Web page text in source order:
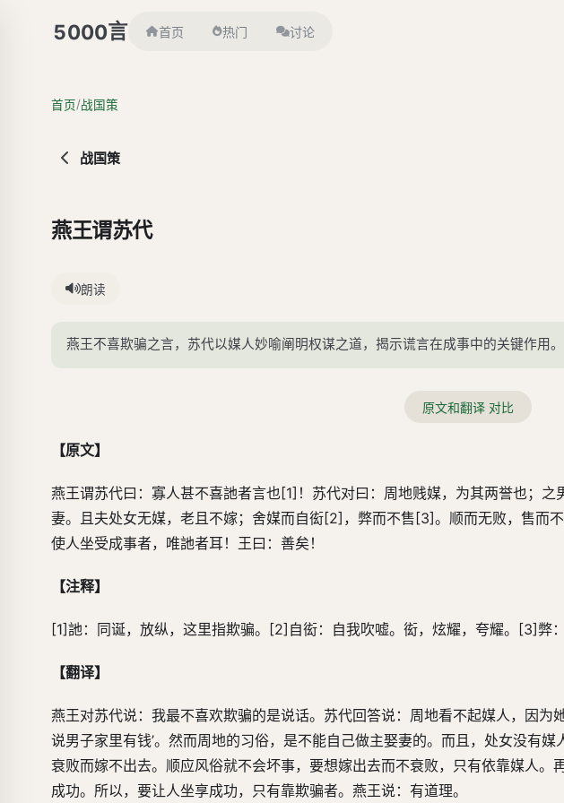
5000言 首页 热门 讨论
首页/战国策
战国策
燕王谓苏代
朗读
燕王不喜欺骗之言，苏代以媒人妙喻阐明权谋之道，揭示谎言在成事中的关键作用。
原文和翻译 对比
【原文】
燕王谓苏代曰：寡人甚不喜訑者言也[1]！苏代对曰：周地贱媒，为其两誉也；
妻。且夫处女无媒，老且不嫁；舍媒而自衒[2]，弊而不售[3]。顺而无败，售而
使人坐受成事者，唯訑者耳！王曰：善矣！
【注释】
[1]訑：同诞，放纵，这里指欺骗。[2]自衒：自我吹嘘。衒，炫耀，夸耀。[3]弊
【翻译】
燕王对苏代说：我最不喜欢欺骗的是说话。苏代回答说：周地看不起媒人，因为
说男子家里有钱’。然而周地的习俗，是不能自己做主娶妻的。而且，处女没有
衰败而嫁不出去。顺应风俗就不会坏事，要想嫁出去而不衰败，只有依靠媒人
成功。所以，要让人坐享成功，只有靠欺骗者。燕王说：有道理。